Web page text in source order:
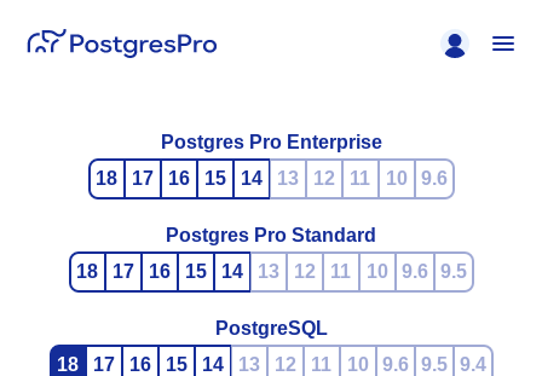
Postgres Pro Enterprise
18
17 16 15 14 13 12 11 10 9.6
Postgres Pro Standard
18
17 16 15 14 13 12 11 10 9.6 9.5
PostgreSQL
18
17 16 15 14 13 12 11 10 9.6 9.5 9.4